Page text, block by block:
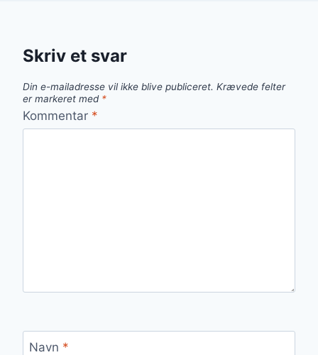
Skriv et svar
Din e-mailadresse vil ikke blive publiceret. Krævede felter
er markeret med *
Kommentar *
Navn *